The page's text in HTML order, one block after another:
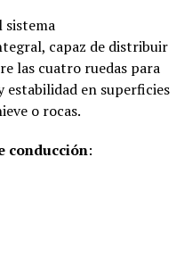
sistema
capaz de distribuir
las cuatro ruedas para
estabilidad en superficies
o rocas.
conducción: